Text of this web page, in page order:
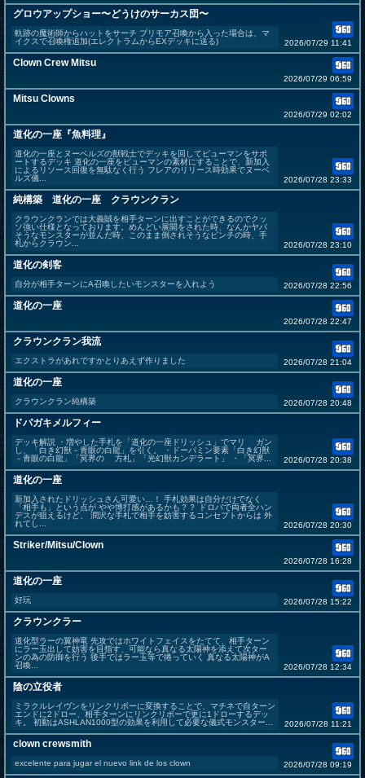
グロウアップショー〜どうけのサーカス団〜
軌跡の魔術師からハットをサーチ プリモア召喚から入った場合は、マ
イクスで召喚権追加(エレクトラムからEXデッキに送る)
2026/07/29 11:41
Clown Crew Mitsu
2026/07/29 06:59
Mitsu Clowns
2026/07/29 02:02
道化の一座『魚料理』
道化の一座とヌーベルズの獣戦士でデッキを回してピューマンをサポ
ートするデッキ 道化の一座をピューマンの素材にすることで、新加入
によるリソース回復を無駄なく行う フレアのリリース時効果でヌーベ
ルズ儀...
2026/07/28 23:33
純構築 道化の一座 クラウンクラン
クラウンクランでは大義賊を相手ターンに出すことができるのでクッ
ソ強い仕様となっております。めんどい展開をされた時、なんかヤバ
そうなモンスターが並んだ時、このまま倒されそうなピンチの時、手
札からクラウン...
2026/07/28 23:10
道化の剣客
自分が相手ターンにA召喚したいモンスターを入れよう 2026/07/28 22:56
道化の一座
2026/07/28 22:47
クラウンクラン我流
エクストラがあれですかとりあえず作りました 2026/07/28 21:04
道化の一座
クラウンクラン純構築 2026/07/28 20:48
ドパガキメルフィー
デッキ解説 ・増やした手札を「道化の一座ドリッシュ」でマリ ガン
し、「白き幻獣－青眼の白龍」を引く。 ・ドーパミン要素「白き幻獣
－青眼の白龍」「冥界の 方札」「光幻獣カンデラート」 ・「冥界...
2026/07/28 20:38
道化の一座
新加入されたドリッシュさん可愛い…！ 手札効果は自分だけでなく
「相手も」という点が やや博打感があるかも？？ ドロバで両者全ハン
デスが狙えるけど、 潤沢な手札で相手を妨害するコンセプトからは 外
れてし...
2026/07/28 20:30
Striker/Mitsu/Clown
2026/07/28 16:28
道化の一座
好玩 2026/07/28 15:22
クラウンクラー
道化型ラーの翼神竜 先攻ではホワイトフェイスをたてて、相手ターン
にラー玉出して妨害を目指す、可能なら真なる太陽神を添えて次ター
ンの為の防御を行う 後手ではラー玉等で捲っていく 真なる太陽神がA
召喚...
2026/07/28 12:34
陰の立役者
ミラクルレイヴンをリンクリボーに変換することで、マチネで自ターン
エンドに2ドロー、相手ターンにリンクリボーで更に1ドローするデッ
キ。 初動はASHLAN1000型の効果を利用して必要な儀式モンスター...
2026/07/28 11:21
clown crewsmith
excelente para jugar el nuevo link de los clown 2026/07/28 09:19